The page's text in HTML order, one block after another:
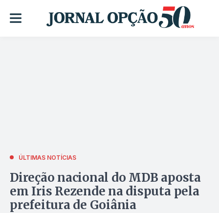
ÚLTIMAS NOTÍCIAS
Direção nacional do MDB aposta
em Iris Rezende na disputa pela
prefeitura de Goiânia